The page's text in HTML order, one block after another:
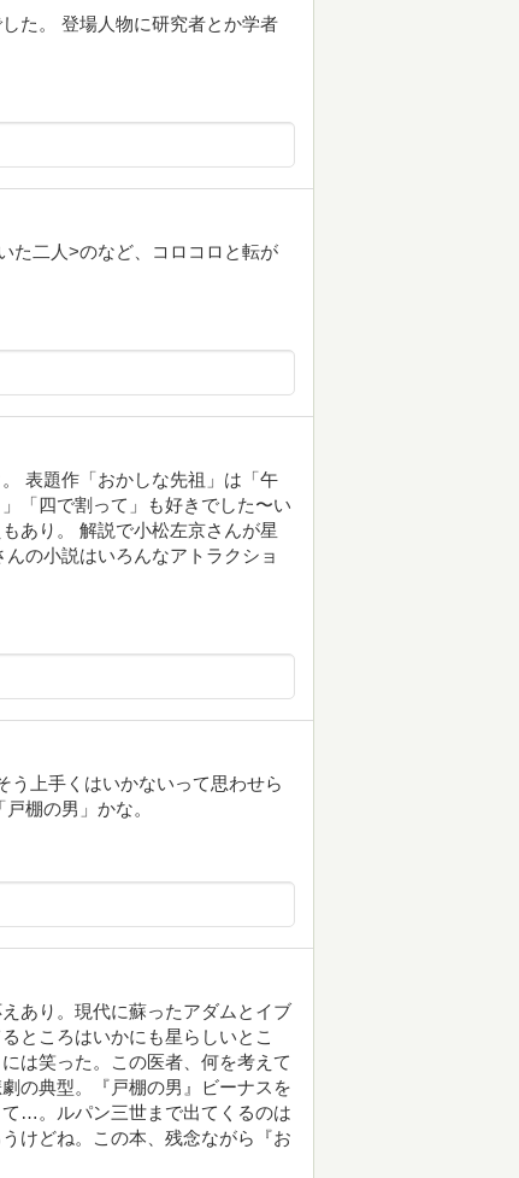
た。 登場人物に研究者とか学者
た二人>のなど、コロコロと転が
表題作「おかしな先祖」は「午
「四で割って」も好きでした〜い
あり。 解説で小松左京さんが星
の小説はいろんなアトラクショ
う上手くはいかないって思わせら
棚の男」かな。
あり。現代に蘇ったアダムとイブ
ところはいかにも星らしいとこ
は笑った。この医者、何を考えて
の典型。『戸棚の男』ビーナスを
…。ルパン三世まで出てくるのは
けどね。この本、残念ながら『お